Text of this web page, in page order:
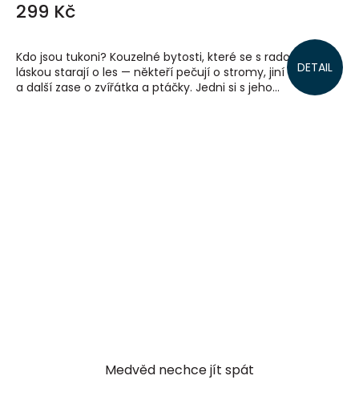
299 Kč
DETAIL
Kdo jsou tukoni? Kouzelné bytosti, které se s radostí a
láskou starají o les — někteří pečují o stromy, jiní o květiny
a další zase o zvířátka a ptáčky. Jedni si s jeho...
Medvěd nechce jít spát